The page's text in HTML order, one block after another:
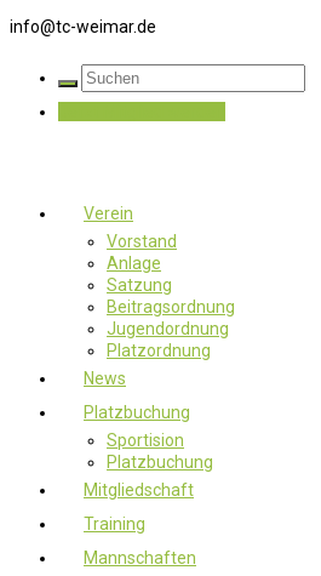
info@tc-weimar.de
Verein
Vorstand
Anlage
Satzung
Beitragsordnung
Jugendordnung
Platzordnung
News
Platzbuchung
Sportision
Platzbuchung
Mitgliedschaft
Training
Mannschaften